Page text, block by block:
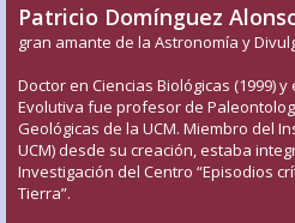
Patricio Domínguez
gran amante de la Astronomía y
Doctor en Ciencias Biológicas (1999)
Evolutiva fue profesor de
Geológicas de la UCM. Miembro del
UCM) desde su creación, estaba
Investigación del Centro “Episodios
Tierra”.